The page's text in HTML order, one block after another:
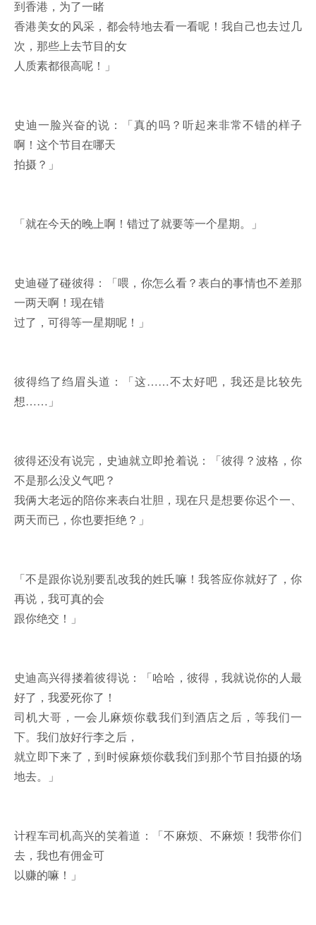
到香港，为了一睹
香港美女的风采，都会特地去看一看呢！我自己也去过几
次，那些上去节目的女
人质素都很高呢！」
史迪一脸兴奋的说：「真的吗？听起来非常不错的样子
啊！这个节目在哪天
拍摄？」
「就在今天的晚上啊！错过了就要等一个星期。」
史迪碰了碰彼得：「喂，你怎么看？表白的事情也不差那
一两天啊！现在错
过了，可得等一星期呢！」
彼得绉了绉眉头道：「这……不太好吧，我还是比较先
想……」
彼得还没有说完，史迪就立即抢着说：「彼得？波格，你
不是那么没义气吧？
我俩大老远的陪你来表白壮胆，现在只是想要你迟个一、
两天而已，你也要拒绝？」
「不是跟你说别要乱改我的姓氏嘛！我答应你就好了，你
再说，我可真的会
跟你绝交！」
史迪高兴得搂着彼得说：「哈哈，彼得，我就说你的人最
好了，我爱死你了！
司机大哥，一会儿麻烦你载我们到酒店之后，等我们一
下。我们放好行李之后，
就立即下来了，到时候麻烦你载我们到那个节目拍摄的场
地去。」
计程车司机高兴的笑着道：「不麻烦、不麻烦！我带你们
去，我也有佣金可
以赚的嘛！」